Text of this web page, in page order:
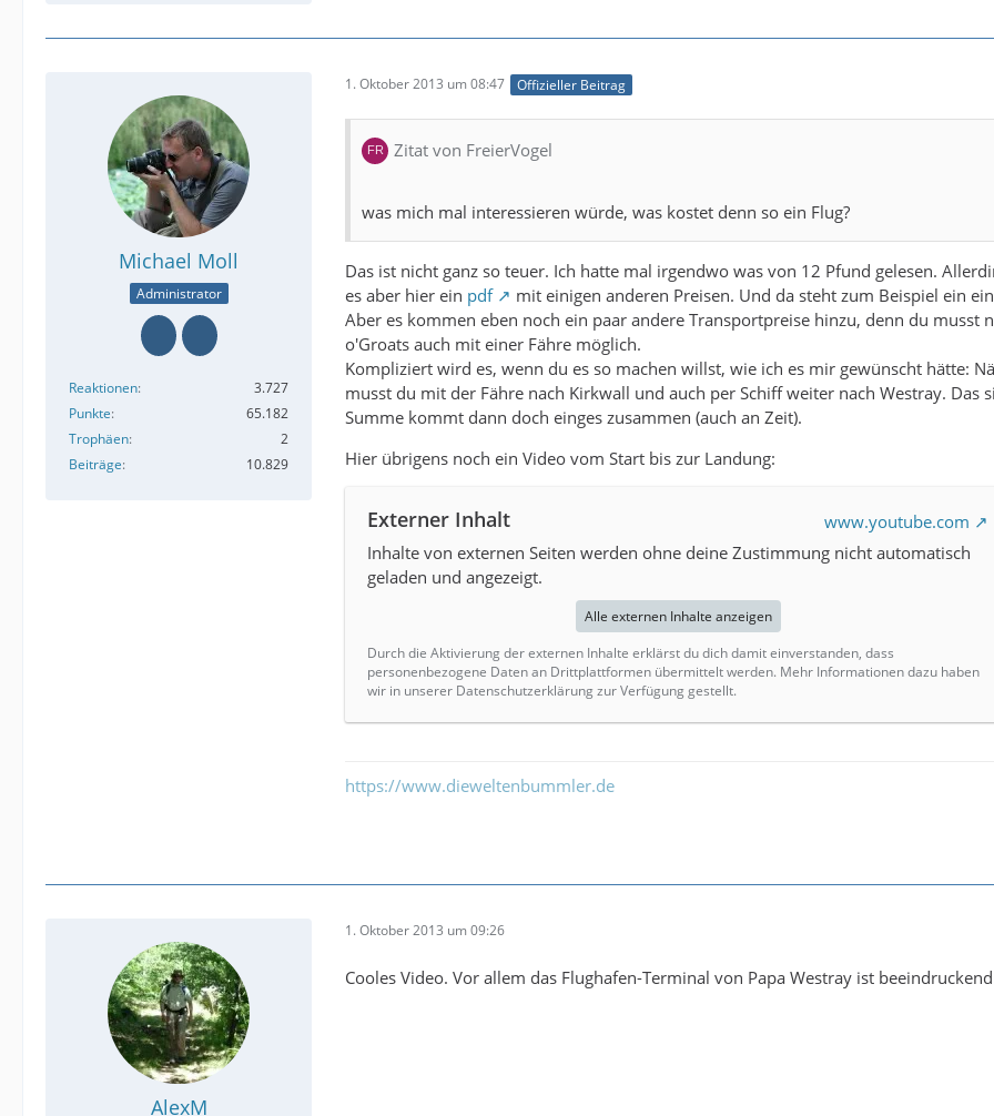
Michael Moll
Administrator
Reaktionen
3.727
Punkte
65.182
Trophäen
2
Beiträge
10.829
1. Oktober 2013 um 08:47 Offizieller Beitrag
Zitat von FreierVogel
was mich mal interessieren würde, was kostet denn so ein Flug?
Das ist nicht ganz so teuer. Ich hatte mal irgendwo was von 12 Pfund gelesen.
es aber hier ein pdf
mit einigen anderen Preisen. Und da steht zum Beispiel ein
Aber es kommen eben noch ein paar andere Transportpreise hinzu, denn du
o'Groats auch mit einer Fähre möglich.
Kompliziert wird es, wenn du es so machen willst, wie ich es mir gewünscht hätte:
musst du mit der Fähre nach Kirkwall und auch per Schiff weiter nach Westray. Das
Summe kommt dann doch einges zusammen (auch an Zeit).
Hier übrigens noch ein Video vom Start bis zur Landung:
Externer Inhalt
www.youtube.com
Inhalte von externen Seiten werden ohne deine Zustimmung nicht automatisch
geladen und angezeigt.
Alle externen Inhalte anzeigen
Durch die Aktivierung der externen Inhalte erklärst du dich damit einverstanden, dass
personenbezogene Daten an Drittplattformen übermittelt werden. Mehr Informationen dazu haben
wir in unserer Datenschutzerklärung zur Verfügung gestellt.
https://www.dieweltenbummler.de
AlexM
1. Oktober 2013 um 09:26
Cooles Video. Vor allem das Flughafen-Terminal von Papa Westray ist